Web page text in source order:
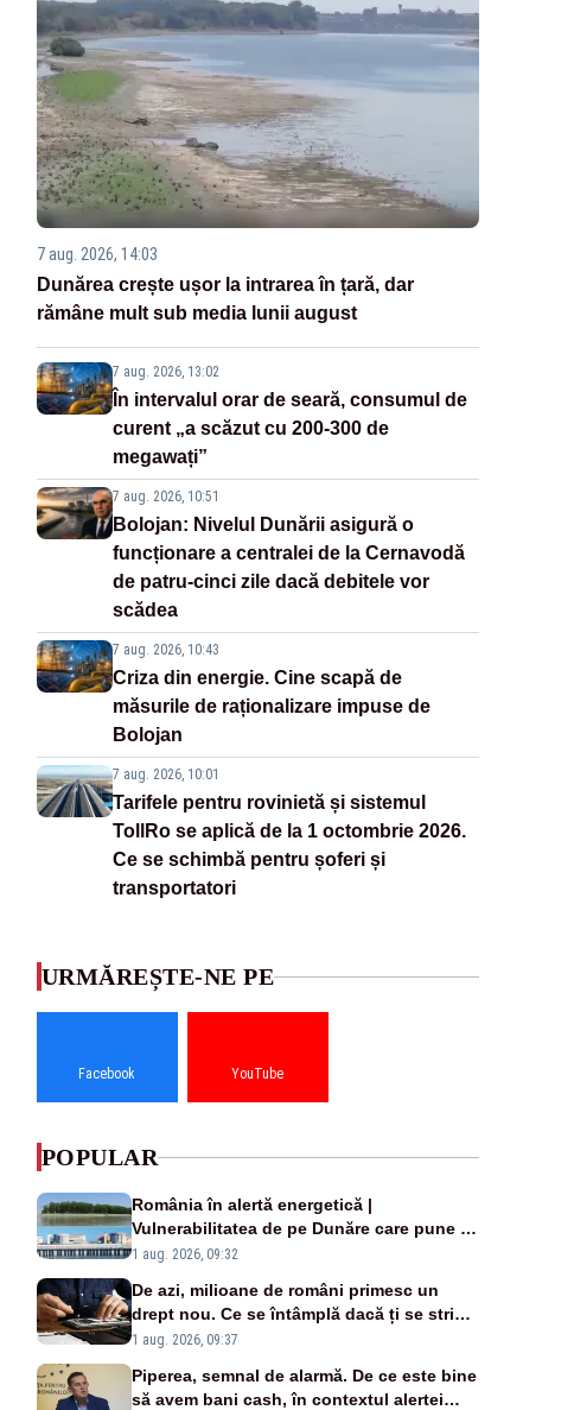
7 aug. 2026, 14:03
Dunărea crește ușor la intrarea în țară, dar
rămâne mult sub media lunii august
7 aug. 2026, 13:02
În intervalul orar de seară, consumul de
curent „a scăzut cu 200-300 de
megawați”
7 aug. 2026, 10:51
Bolojan: Nivelul Dunării asigură o
funcționare a centralei de la Cernavodă
de patru-cinci zile dacă debitele vor
scădea
7 aug. 2026, 10:43
Criza din energie. Cine scapă de
măsurile de raționalizare impuse de
Bolojan
7 aug. 2026, 10:01
Tarifele pentru rovinietă și sistemul
TollRo se aplică de la 1 octombrie 2026.
Ce se schimbă pentru șoferi și
transportatori
URMĂREȘTE-NE PE
Facebook YouTube
POPULAR
România în alertă energetică |
Vulnerabilitatea de pe Dunăre care pune în
pericol Centrala Cernavodă era cunoscută
1 aug. 2026, 09:32
De azi, milioane de români primesc un
drept nou. Ce se întâmplă dacă ți se strică
un produs
1 aug. 2026, 09:37
Piperea, semnal de alarmă. De ce este bine
să avem bani cash, în contextul alertei